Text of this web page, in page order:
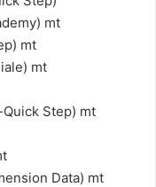
mt
mt
mt
Step) mt
Data) mt